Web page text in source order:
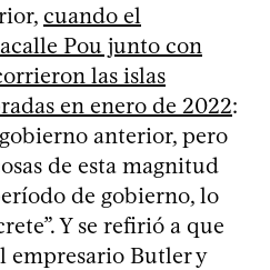
cuando el
Pou junto con
las islas
en enero de 2022:
anterior, pero
de esta magnitud
de gobierno, lo
Y se refirió a que
empresario Butler y